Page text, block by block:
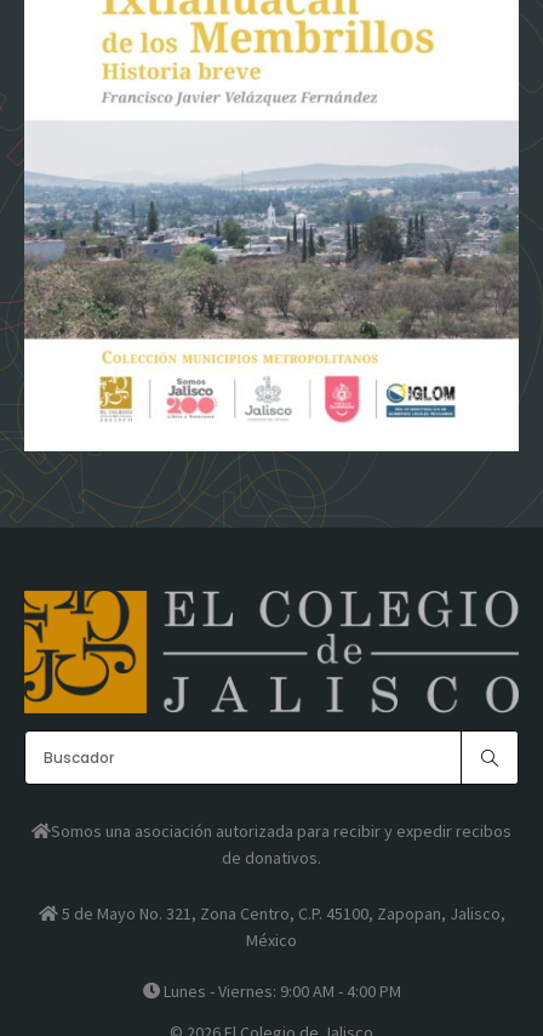
Somos una asociación autorizada para recibir y expedir recibos
de donativos.
5 de Mayo No. 321, Zona Centro, C.P. 45100, Zapopan, Jalisco,
México
Lunes - Viernes: 9:00 AM - 4:00 PM